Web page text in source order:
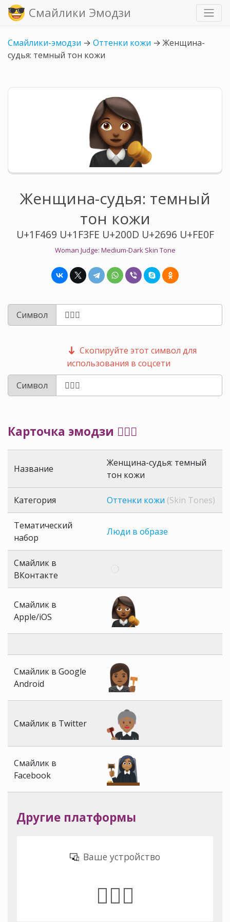
Смайлики Эмодзи
Смайлики-эмодзи → Оттенки кожи → Женщина-
судья: темный тон кожи
Женщина-судья: темный
тон кожи
U+1F469 U+1F3FE U+200D U+2696 U+FE0F
Woman Judge: Medium-Dark Skin Tone
Символ
Скопируйте этот символ для
использования в соцсети
Символ
Карточка эмодзи 👩🏾‍⚖️
Название
Женщина-судья: темный
тон кожи
Категория Оттенки кожи (Skin Tones)
Тематический
набор
Люди в образе
Смайлик в
ВКонтакте
Смайлик в
Apple/iOS
Смайлик в Google
Android
Смайлик в Twitter
Смайлик в
Facebook
Другие платформы
Ваше устройство
👩🏾‍⚖️